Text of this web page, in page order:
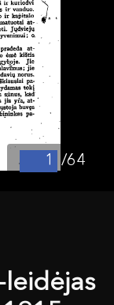
/64
leidėjas